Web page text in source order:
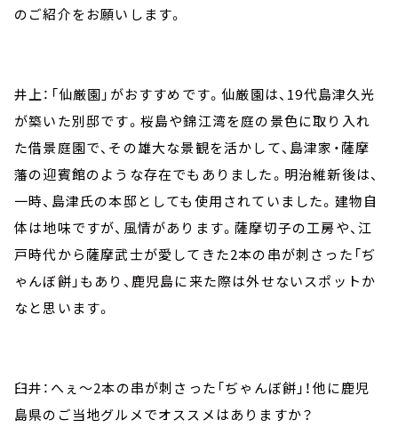
のご紹介をお願いします。
井上：「仙厳園」がおすすめです。仙厳園は、19代島津久光
が築いた別邸です。桜島や錦江湾を庭の景色に取り入れ
た借景庭園で、その雄大な景観を活かして、島津家・薩摩
藩の迎賓館のような存在でもありました。明治維新後は、
一時、島津氏の本邸としても使用されていました。建物自
体は地味ですが、風情があります。薩摩切子の工房や、江
戸時代から薩摩武士が愛してきた2本の串が刺さった「ぢ
ゃんぼ餅」もあり、鹿児島に来た際は外せないスポットか
なと思います。
臼井：へぇ～2本の串が刺さった「ぢゃんぼ餅」！他に鹿児
島県のご当地グルメでオススメはありますか？